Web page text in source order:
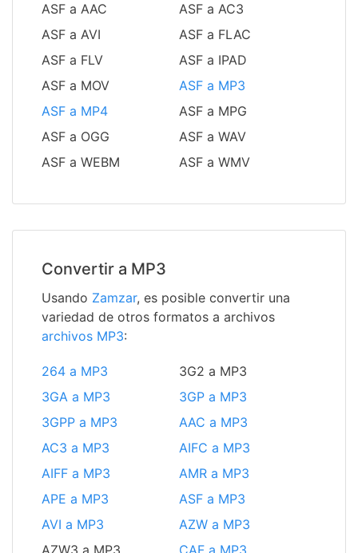
ASF a AAC
ASF a AC3
ASF a AVI
ASF a FLAC
ASF a FLV
ASF a IPAD
ASF a MOV
ASF a MP3
ASF a MP4
ASF a MPG
ASF a OGG
ASF a WAV
ASF a WEBM
ASF a WMV
Convertir a MP3
Usando Zamzar, es posible convertir una
variedad de otros formatos a archivos
archivos MP3:
264 a MP3
3G2 a MP3
3GA a MP3
3GP a MP3
3GPP a MP3
AAC a MP3
AC3 a MP3
AIFC a MP3
AIFF a MP3
AMR a MP3
APE a MP3
ASF a MP3
AVI a MP3
AZW a MP3